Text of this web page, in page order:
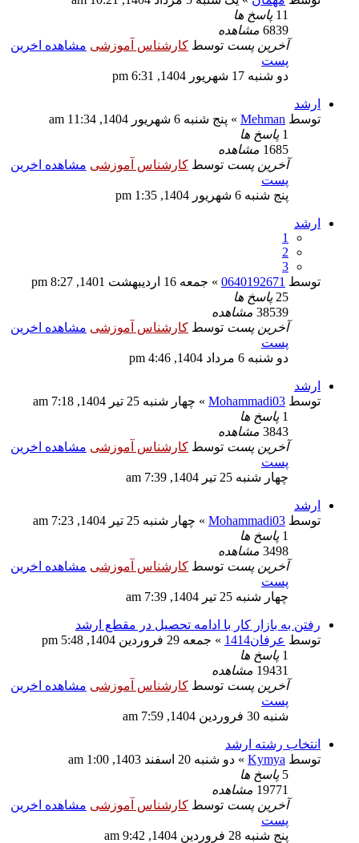
11 پاسخ ها
6839 مشاهده
آخرین پست توسط کارشناس آموزشی مشاهده اخرین
پست
دو شنبه 17 شهریور 1404, 6:31 pm
ارشد
توسط Mehman » پنج شنبه 6 شهریور 1404, 11:34 am
1 پاسخ ها
1685 مشاهده
آخرین پست توسط کارشناس آموزشی مشاهده اخرین
پست
پنج شنبه 6 شهریور 1404, 1:35 pm
ارشد
1
2
3
توسط 0640192671 » جمعه 16 اردیبهشت 1401, 8:27 pm
25 پاسخ ها
38539 مشاهده
آخرین پست توسط کارشناس آموزشی مشاهده اخرین
پست
دو شنبه 6 مرداد 1404, 4:46 pm
ارشد
توسط Mohammadi03 » چهار شنبه 25 تیر 1404, 7:18 am
1 پاسخ ها
3843 مشاهده
آخرین پست توسط کارشناس آموزشی مشاهده اخرین
پست
چهار شنبه 25 تیر 1404, 7:39 am
ارشد
توسط Mohammadi03 » چهار شنبه 25 تیر 1404, 7:23 am
1 پاسخ ها
3498 مشاهده
آخرین پست توسط کارشناس آموزشی مشاهده اخرین
پست
چهار شنبه 25 تیر 1404, 7:39 am
رفتن به بازار کار با ادامه تحصیل در مقطع ارشد
توسط عرفان1414
» جمعه 29 فروردین 1404, 5:48 pm
1 پاسخ ها
19431 مشاهده
آخرین پست توسط کارشناس آموزشی مشاهده اخرین
پست
شنبه 30 فروردین 1404, 7:59 am
انتخاب رشته ارشد
توسط Kymya » دو شنبه 20 اسفند 1403, 1:00 am
5 پاسخ ها
19771 مشاهده
آخرین پست توسط کارشناس آموزشی مشاهده اخرین
پست
پنج شنبه 28 فروردین 1404, 9:42 am